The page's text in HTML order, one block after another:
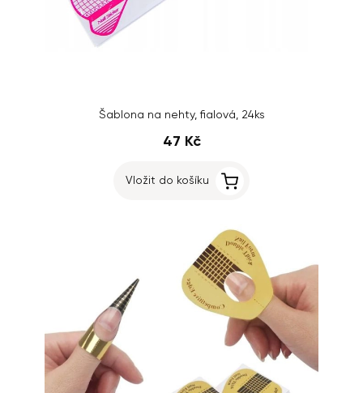
Šablona na nehty, fialová, 24ks
47 Kč
Vložit do košíku